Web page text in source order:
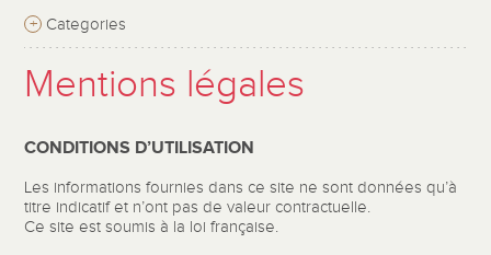
+ Categories
Mentions légales
CONDITIONS D’UTILISATION
Les informations fournies dans ce site ne sont données qu’à
titre indicatif et n’ont pas de valeur contractuelle.
Ce site est soumis à la loi française.